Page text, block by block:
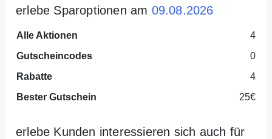
erlebe Sparoptionen am 09.08.2026
Alle Aktionen
4
Gutscheincodes
0
Rabatte
4
Bester Gutschein
25€
erlebe Kunden interessieren sich auch für